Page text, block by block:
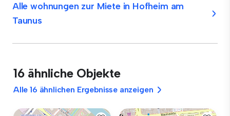
Alle wohnungen zur Miete in Hofheim am
Taunus
16 ähnliche Objekte
Alle 16 ähnlichen Ergebnisse anzeigen